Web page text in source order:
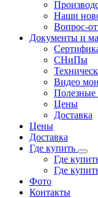
Наши
Вопрос-
Документы и
СНиПы
Видео
Полезные
Цены
Доставка
Цены
Доставка
Где купить
Где
Где
Фото
Контакты